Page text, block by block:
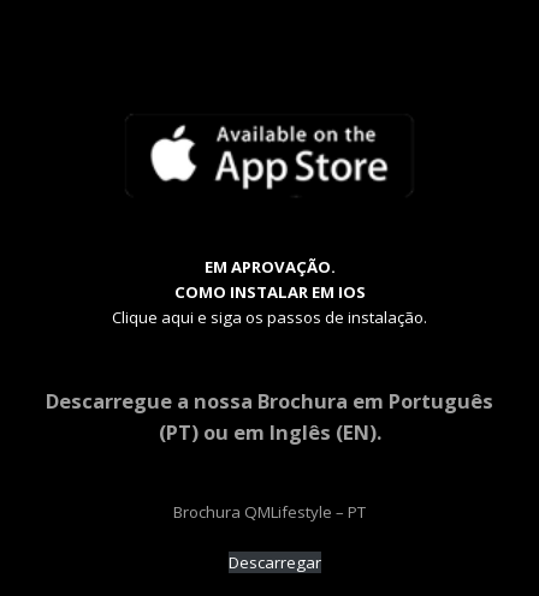
EM APROVAÇÃO.
COMO INSTALAR EM IOS
Clique aqui e siga os passos de instalação.
Descarregue a nossa Brochura em Português
(PT) ou em Inglês (EN).
Brochura QMLifestyle – PT
Descarregar